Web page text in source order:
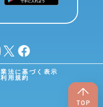
X facebook
法に基づく表示
用規約